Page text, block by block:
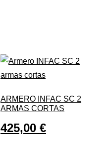
ARMERO INFAC SC 2
ARMAS CORTAS
425,00€